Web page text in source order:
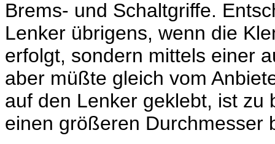
Brems- und Schaltgriffe.
Lenker übrigens, wenn die
erfolgt, sondern mittels einer
aber müßte gleich vom
auf den Lenker geklebt, ist zu
einen größeren Durchmesser